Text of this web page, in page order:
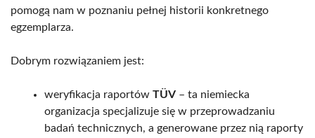
pomogą nam w poznaniu pełnej historii konkretnego
egzemplarza.
Dobrym rozwiązaniem jest:
weryfikacja raportów TÜV – ta niemiecka
organizacja specjalizuje się w przeprowadzaniu
badań technicznych, a generowane przez nią raporty